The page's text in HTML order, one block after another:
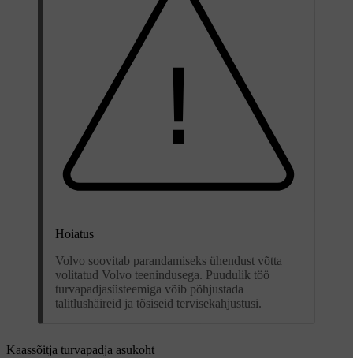
Hoiatus
Volvo soovitab parandamiseks ühendust võtta
volitatud Volvo teenindusega. Puudulik töö
turvapadjasüsteemiga võib põhjustada
talitlushäireid ja tõsiseid tervisekahjustusi.
Kaassõitja turvapadja asukoht